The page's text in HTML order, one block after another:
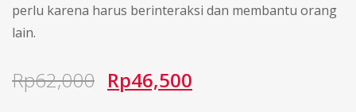
perlu karena harus berinteraksi dan membantu orang
lain.
Rp62,000 Rp46,500